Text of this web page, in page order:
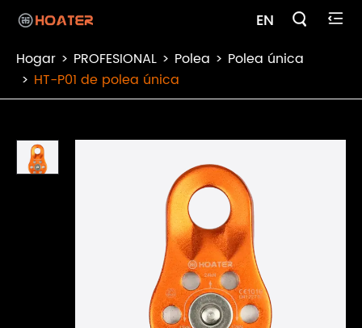
EN  
Hogar PROFESIONAL Polea
Polea única
HT-P01 de polea única